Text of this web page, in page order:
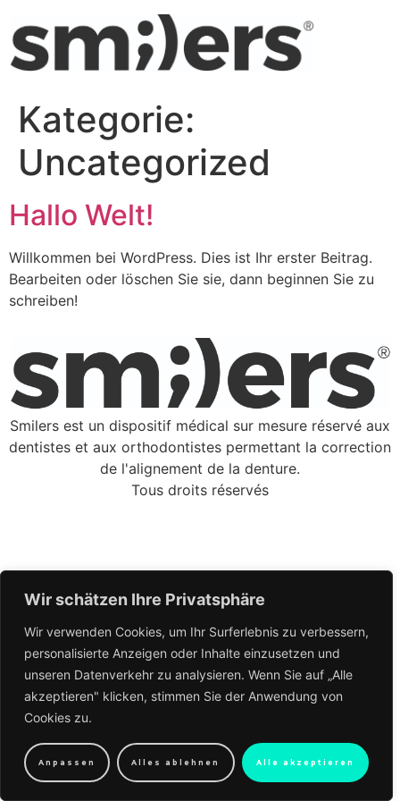
Wir schätzen Ihre Privatsphäre
Wir verwenden Cookies, um Ihr Surferlebnis zu verbessern,
personalisierte Anzeigen oder Inhalte einzusetzen und
unseren Datenverkehr zu analysieren. Wenn Sie auf „Alle
akzeptieren" klicken, stimmen Sie der Anwendung von
Cookies zu.
Anpassen Alles ablehnen Alle akzeptieren
Kategorie:
Uncategorized
Hallo Welt!
Willkommen bei WordPress. Dies ist Ihr erster Beitrag.
Bearbeiten oder löschen Sie sie, dann beginnen Sie zu
schreiben!
Smilers est un dispositif médical sur mesure réservé aux
dentistes et aux orthodontistes permettant la correction
de l'alignement de la denture.
Tous droits réservés